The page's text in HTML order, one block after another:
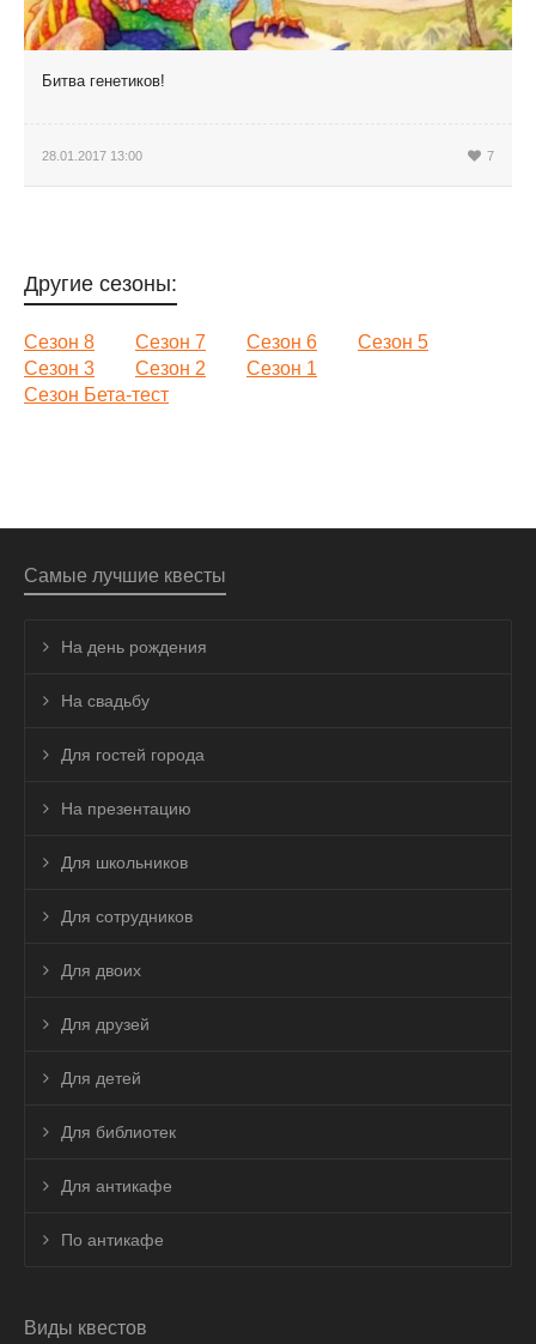
Битва генетиков!
28.01.2017 13:00 7
Другие сезоны:
Сезон 8 Сезон 7 Сезон 6
Сезон 5
Сезон 3
Сезон 2
Сезон 1
Сезон Бета-тест
Самые лучшие квесты
На день рождения
На свадьбу
Для гостей города
На презентацию
Для школьников
Для сотрудников
Для двоих
Для друзей
Для детей
Для библиотек
Для антикафе
По антикафе
Виды квестов